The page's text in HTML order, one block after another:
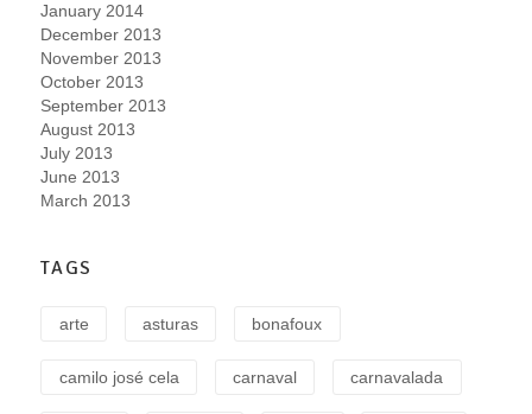
January 2014
December 2013
November 2013
October 2013
September 2013
August 2013
July 2013
June 2013
March 2013
TAGS
arte asturas bonafoux
camilo josé cela carnaval carnavalada